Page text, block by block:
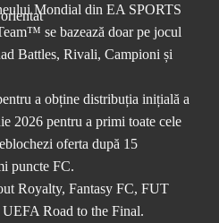
Mondial din EA SPORTS
se bazează doar pe jocul
Battles, Rivali, Campioni și
a obține distribuția inițială a
2026 pentru a primi toate cele
oferta după 15
puncte FC.
Royalty, Fantasy FC, FUT
Road to the Final.